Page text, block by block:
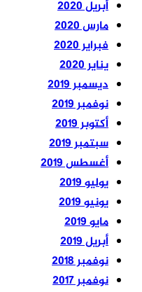
أبريل 2020
مارس 2020
فبراير 2020
يناير 2020
ديسمبر 2019
نوفمبر 2019
أكتوبر 2019
سبتمبر 2019
أغسطس 2019
يوليو 2019
يونيو 2019
مايو 2019
أبريل 2019
نوفمبر 2018
نوفمبر 2017